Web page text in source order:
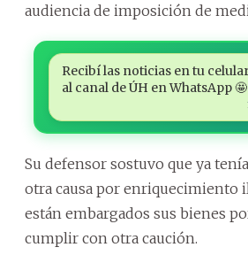
audiencia de imposición de
Recibí las noticias en tu
al canal de ÚH en WhatsApp 🤩
Su defensor sostuvo que ya
otra causa por enriquecimiento
están embargados sus bienes
cumplir con otra caución.